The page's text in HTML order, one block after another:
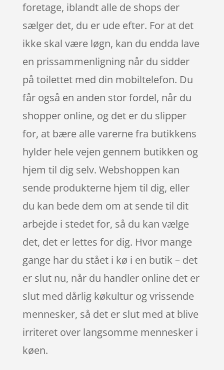
foretage, iblandt alle de shops der
sælger det, du er ude efter. For at det
ikke skal være løgn, kan du endda lave
en prissammenligning når du sidder
på toilettet med din mobiltelefon. Du
får også en anden stor fordel, når du
shopper online, og det er du slipper
for, at bære alle varerne fra butikkens
hylder hele vejen gennem butikken og
hjem til dig selv. Webshoppen kan
sende produkterne hjem til dig, eller
du kan bede dem om at sende til dit
arbejde i stedet for, så du kan vælge
det, det er lettes for dig. Hvor mange
gange har du stået i kø i en butik – det
er slut nu, når du handler online det er
slut med dårlig køkultur og vrissende
mennesker, så det er slut med at blive
irriteret over langsomme mennesker i
køen.